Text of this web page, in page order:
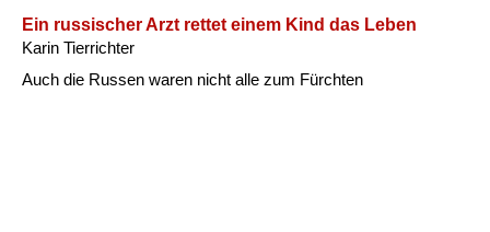
Ein russischer Arzt rettet einem Kind das Leben
Karin Tierrichter
Auch die Russen waren nicht alle zum Fürchten